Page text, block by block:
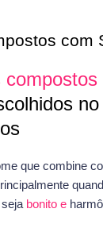
com
compostos
que combine
bonito e